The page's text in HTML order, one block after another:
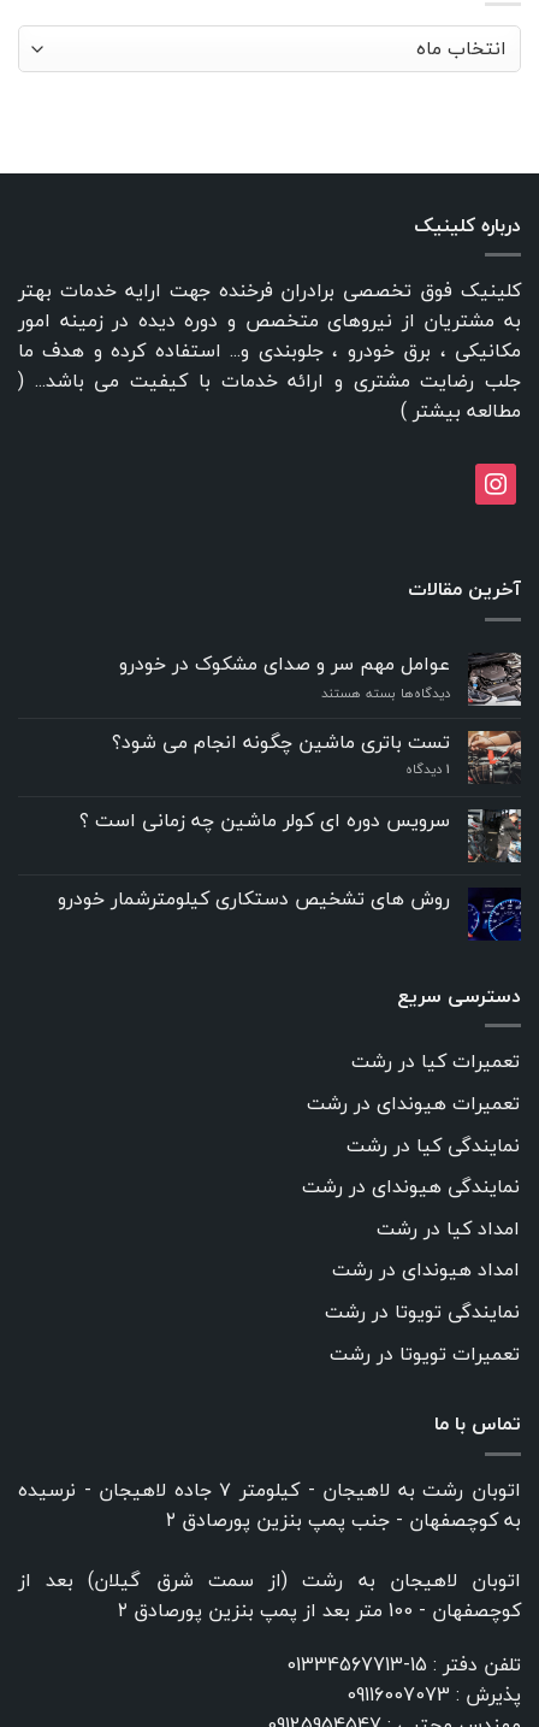
بایگانی‌ها
درباره کلینیک
کلینیک فوق تخصصی برادران فرخنده جهت ارایه خدمات بهتر
به مشتریان از نیروهای متخصص و دوره دیده در زمینه امور
مکانیکی ، برق خودرو ، جلوبندی و... استفاده کرده و هدف ما
جلب رضایت مشتری و ارائه خدمات با کیفیت می باشد... (
مطالعه بیشتر )
instagram
آخرین مقالات
عوامل مهم سر و صدای مشکوک در خودرو
دیدگاه‌ها برای
مهم
سر
مشکوک
در
بسته هستند
تست باتری ماشین چگونه انجام می شود؟
۱ دیدگاه
سرویس دوره ای کولر ماشین چه زمانی است ؟
روش های تشخیص دستکاری کیلومترشمار خودرو
دسترسی سریع
تعمیرات کیا در رشت
تعمیرات هیوندای در رشت
نمایندگی کیا در رشت
نمایندگی هیوندای در رشت
امداد کیا در رشت
امداد هیوندای در رشت
نمایندگی تویوتا در رشت
تعمیرات تویوتا در رشت
تماس با ما
اتوبان رشت به لاهیجان - کیلومتر ۷ جاده لاهیجان - نرسیده
به کوچصفهان - جنب پمپ بنزین پورصادق ۲
اتوبان لاهیجان به رشت (از سمت شرق گیلان) بعد از
کوچصفهان - 100 متر بعد از پمپ بنزین پورصادق ۲
تلفن دفتر : 15-01334567713
پذیرش : 09116007073